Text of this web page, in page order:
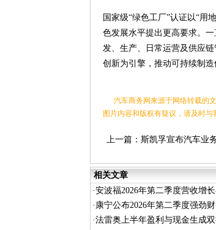
国家级“绿色工厂”认证以“用
色发展水平提出更高要求。
发、生产、日常运营及供应
创新为引擎，推动可持续制
汽车商务网来源于网络转载的文
图片内容和版权有疑议，请及时与
上一篇： 斯凯孚宣布汽车业
相关文章
·安波福2026年第二季度营收增
· 康宁公布2026年第二季度强劲
·法雷奥上半年盈利与现金生成